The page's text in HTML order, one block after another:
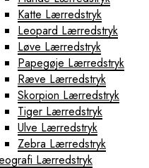
Katte Lærredstryk
Leopard Lærredstryk
Løve Lærredstryk
Papegøje Lærredstryk
Ræve Lærredstryk
Skorpion Lærredstryk
Tiger Lærredstryk
Ulve Lærredstryk
Zebra Lærredstryk
Lærredstryk